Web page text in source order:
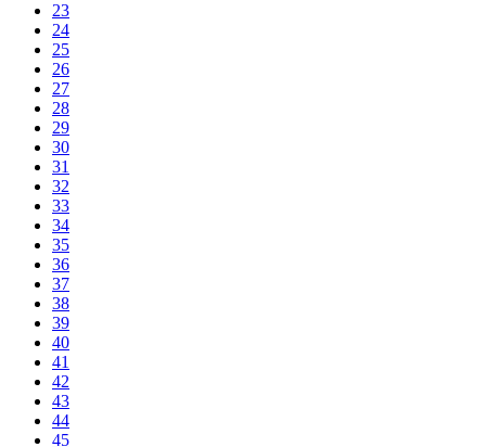
23
24
25
26
27
28
29
30
31
32
33
34
35
36
37
38
39
40
41
42
43
44
45